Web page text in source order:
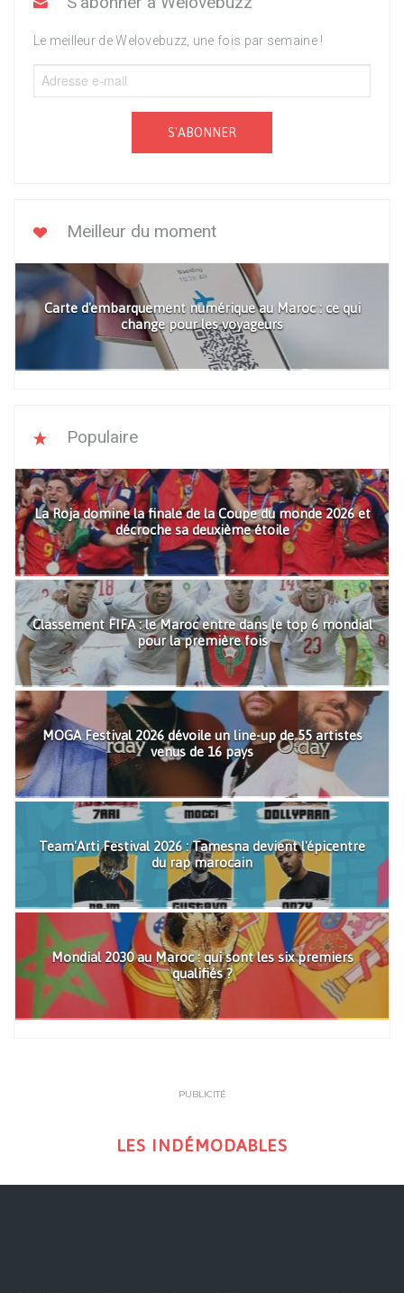
Le meilleur de Welovebuzz, une fois par semaine !
S'ABONNER
Meilleur du moment
Carte d'embarquement numérique au Maroc : ce qui
change pour les voyageurs
Populaire
La Roja domine la finale de la Coupe du monde 2026 et
décroche sa deuxième étoile
Classement FIFA : le Maroc entre dans le top 6 mondial
pour la première fois
MOGA Festival 2026 dévoile un line-up de 55 artistes
venus de 16 pays
Team'Arti Festival 2026 : Tamesna devient l'épicentre
du rap marocain
Mondial 2030 au Maroc : qui sont les six premiers
qualifiés ?
PUBLICITÉ
LES INDÉMODABLES